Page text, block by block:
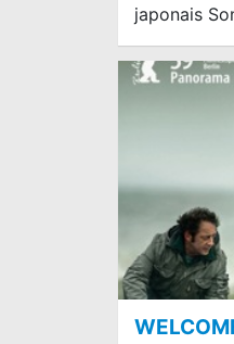
japonais